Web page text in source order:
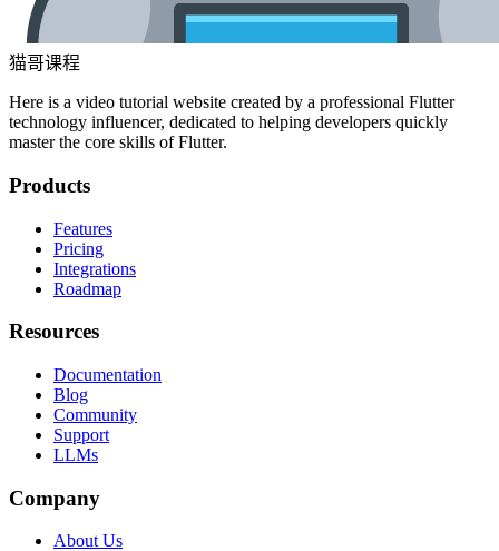
猫哥课程
Here is a video tutorial website created by a professional Flutter
technology influencer, dedicated to helping developers quickly
master the core skills of Flutter.
Products
Features
Pricing
Integrations
Roadmap
Resources
Documentation
Blog
Community
Support
LLMs
Company
About Us